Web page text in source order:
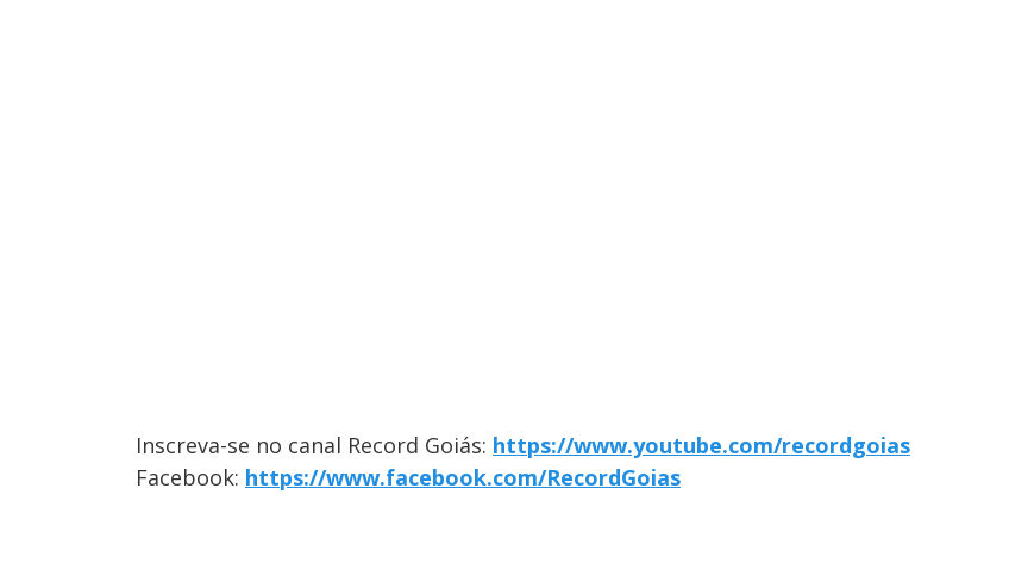
Inscreva-se no canal Record Goiás: https://www.youtube.com/recordgoias
Facebook: https://www.facebook.com/RecordGoias